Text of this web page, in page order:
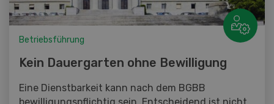
Betriebsführung
Kein Dauergarten ohne Bewilligung
Eine Dienstbarkeit kann nach dem BGBB